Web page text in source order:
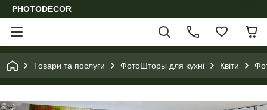
PHOTODECOR
Товари та послуги ФотоШторы для кухні Квіти